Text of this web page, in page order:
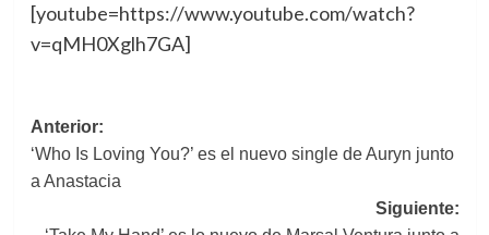
[youtube=https://www.youtube.com/watch?
v=qMH0Xglh7GA]
Navegación
de
Anterior:
‘Who Is Loving You?’ es el nuevo single de Auryn junto
a Anastacia
Siguiente: